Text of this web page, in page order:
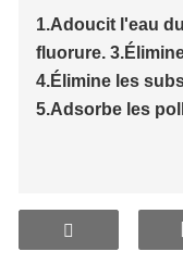
1.Adoucit l'eau
fluorure. 3.
4.Élimine les
5.Adsorbe les